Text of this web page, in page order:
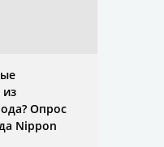
Опрос
Nippon